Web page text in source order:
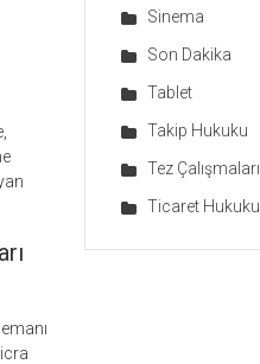
Sinema
Son Dakika
Tablet
Takip Hukuku
Tez Çalışmaları
Ticaret Hukuku